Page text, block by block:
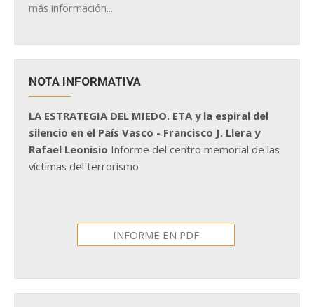
más información...
NOTA INFORMATIVA
LA ESTRATEGIA DEL MIEDO. ETA y la espiral del
silencio en el País Vasco - Francisco J. Llera y
Rafael Leonisio Informe del centro memorial de las
víctimas del terrorismo
INFORME EN PDF